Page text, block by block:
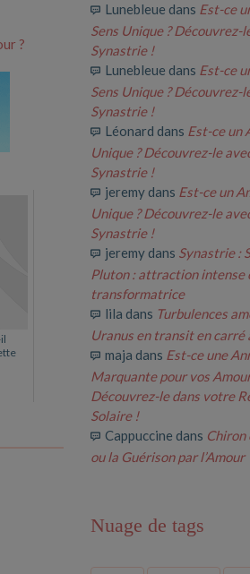
?
Lunebleue dans Est-ce
Sens Unique ? Découvrez-
Synastrie !
Lunebleue dans Est-ce
Sens Unique ? Découvrez-
Synastrie !
Léonard dans Est-ce un
Unique ? Découvrez-le
Synastrie !
jeremydans Est-ce un
Unique ? Découvrez-le
Synastrie !
jeremydans Synastrie :
Pluton : attraction intense
transformatrice
lila dans Turbulences
Uranus en transit en carré
maja dans Est-ce une
Marquante pour vos
Découvrez-le dans votre
Solaire !
Cappuccine dans Chiron
ou la Guérison par l’Amour
Nuage de tags